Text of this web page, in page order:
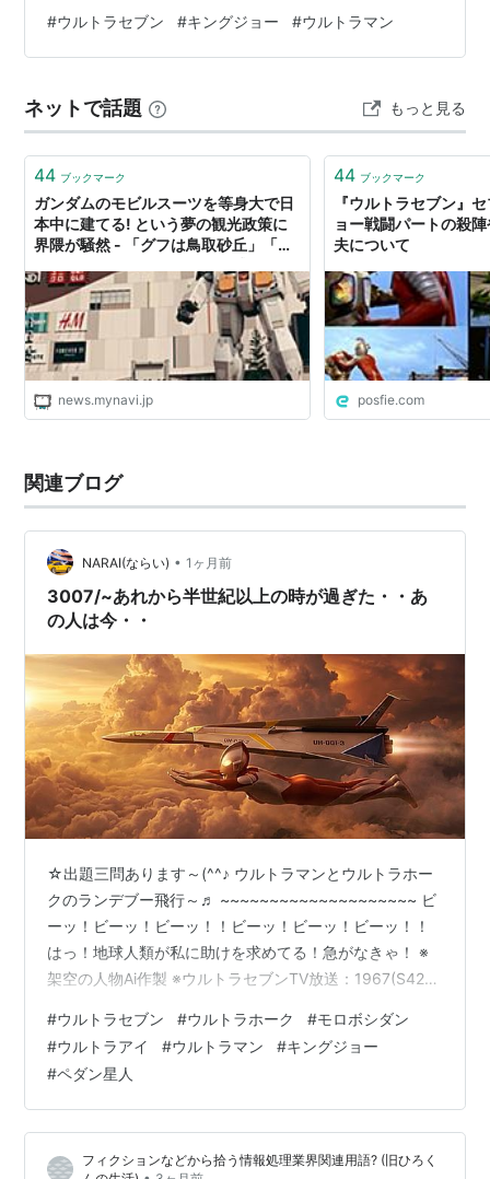
メディア:
おもちゃ＆ホビー
リスト::怪獣
頭で見たらやっぱり購入しちゃった」のがコチラ。 バン
プレストのオリジナル解釈でウルトラマンシリーズを展
造形が特徴の「豪塊」シリーズでもあるキングジョーで
す。 一番の特徴は、見ての通りダメージバージョンにな
っている造形。 キングジョーと言えば、ウル…
#ウルトラセブン #キングジョー #ウルトラマン
ネットで話題 もっと見る
44 ブックマーク
ガンダムのモビルスーツを等身大で日
本中に建てる! という夢の観光政策に
界隈が騒然 - 「グフは鳥取砂丘」「サ
渡」「モスラの幼虫も」「キングジョ
ーを神戸港へ」の声
news.mynavi.jp
44 ブックマーク
『ウルトラセブン』
ョー戦闘パートの殺
夫について
posfie.com
関連ブログ
NARAI(ならい) • 1ヶ月前
3007/~あれから半世紀以上の時が過ぎた・・あ
の人は今・・
☆出題三問あります～(^^♪ ウルトラマンとウルトラホー
クのランデブー飛行～♬ ~~~~~~~~~~~~~~~~~~~~ ビ
ーッ！ビーッ！ビーッ！！ビーッ！ビーッ！ビーッ！！
はっ！地球人類が私に助けを求めてる！急がなきゃ！ ※
架空の人物Ai作製 ※ウルトラセブンTV放送：1967(S42)
い、唐突ですが、此処で一曲～(^^♪ 交響詩「ウルトラセ
ブン」より「第3楽章 ウルトラホーク発進」 / 冬木透
7min ☆ウルトラセブンの年齢は1万７千歳。出身地: M78
星雲・光の国 身長: 40m 体重: 3万5千t 人間体…
#ウルトラセブン #ウルトラホーク #モロボシダン
#ウルトラアイ #ウルトラマン #キングジョー
#ペダン星人
フィクションなどから拾う情報処理業界関連用語? (旧ひろく